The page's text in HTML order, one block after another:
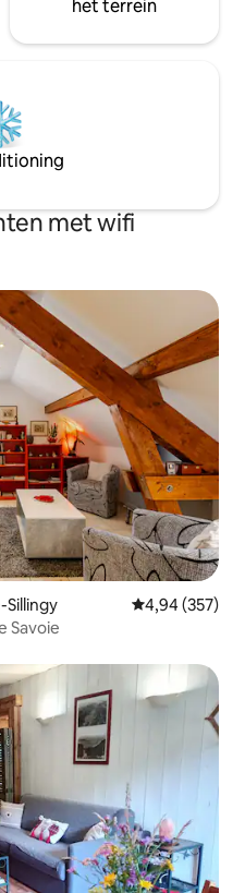
het terrein
met wifi
Gemiddelde
4,94 (357)
Savoie